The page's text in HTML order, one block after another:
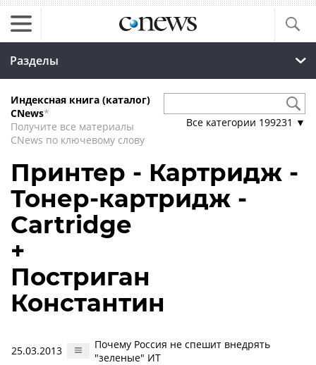
Разделы
Индексная книга (каталог)
CNews*
Получите все материалы
CNews по ключевому слову
Все категории 199231 ▼
Принтер - Картридж -
Тонер-картридж -
Cartridge
+
Постриган
Константин
25.03.2013
Почему Россия не спешит внедрять
"зеленые" ИТ